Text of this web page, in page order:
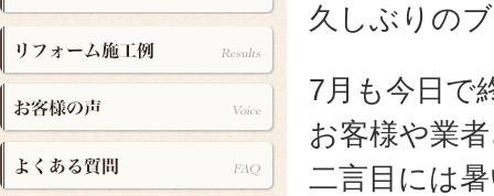
久しぶりの
7月も今日で
お客様や業
二言目には